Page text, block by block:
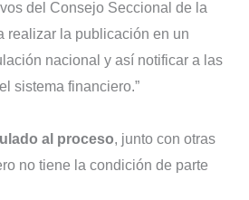
del Consejo Seccional de la
realizar la publicación en un
nacional y así notificar a las
sistema financiero.”
al proceso, junto con otras
no tiene la condición de parte